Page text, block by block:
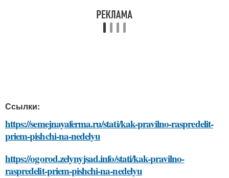
Ссылки:
https://semejnayaferma.ru/stati/kak-pravilno-raspredelit-
priem-pishchi-na-nedelyu
https://ogorod.zelynyjsad.info/stati/kak-pravilno-
raspredelit-priem-pishchi-na-nedelyu